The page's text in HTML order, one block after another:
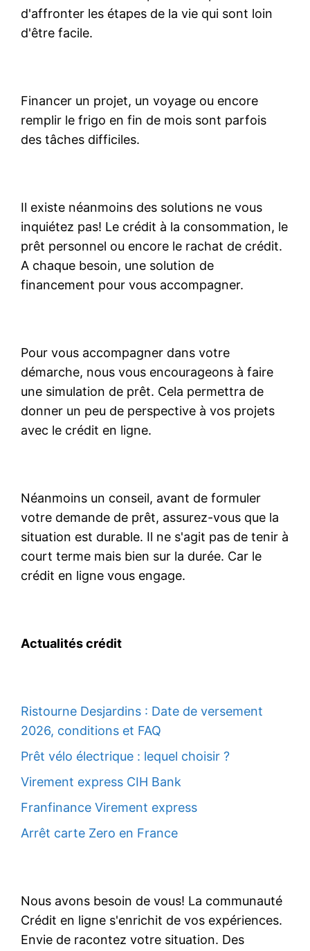
d'affronter les étapes de la vie qui sont loin
d'être facile.
Financer un projet, un voyage ou encore
remplir le frigo en fin de mois sont parfois
des tâches difficiles.
Il existe néanmoins des solutions ne vous
inquiétez pas! Le crédit à la consommation, le
prêt personnel ou encore le rachat de crédit.
A chaque besoin, une solution de
financement pour vous accompagner.
Pour vous accompagner dans votre
démarche, nous vous encourageons à faire
une simulation de prêt. Cela permettra de
donner un peu de perspective à vos projets
avec le crédit en ligne.
Néanmoins un conseil, avant de formuler
votre demande de prêt, assurez-vous que la
situation est durable. Il ne s'agit pas de tenir à
court terme mais bien sur la durée. Car le
crédit en ligne vous engage.
Actualités crédit
Ristourne Desjardins : Date de versement
2026, conditions et FAQ
Prêt vélo électrique : lequel choisir ?
Virement express CIH Bank
Franfinance Virement express
Arrêt carte Zero en France
Nous avons besoin de vous! La communauté
Crédit en ligne s'enrichit de vos expériences.
Envie de racontez votre situation. Des